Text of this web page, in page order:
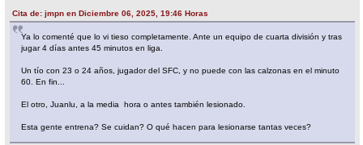
Cita de: jmpn en Diciembre 06, 2025, 19:46 Horas
Ya lo comenté que lo vi tieso completamente. Ante un equipo de cuarta división y tras
jugar 4 días antes 45 minutos en liga.
Un tío con 23 o 24 años, jugador del SFC, y no puede con las calzonas en el minuto
60. En fin...
El otro, Juanlu, a la media hora o antes también lesionado.
Esta gente entrena? Se cuidan? O qué hacen para lesionarse tantas veces?